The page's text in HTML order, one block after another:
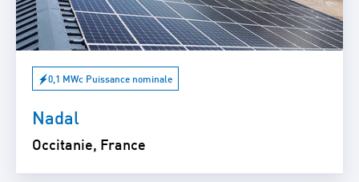
0,1 MWc Puissance nominale
Nadal
Occitanie, France